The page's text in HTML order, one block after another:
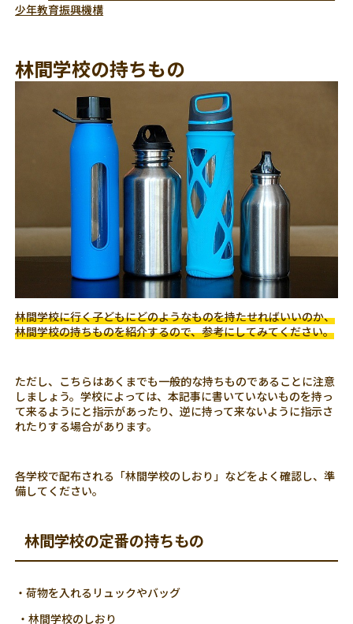
少年教育振興機構
林間学校の持ちもの
林間学校に行く子どもにどのようなものを持たせればいいのか、
林間学校の持ちものを紹介するので、参考にしてみてください。
ただし、こちらはあくまでも一般的な持ちものであることに注意
しましょう。学校によっては、本記事に書いていないものを持っ
て来るようにと指示があったり、逆に持って来ないように指示さ
れたりする場合があります。
各学校で配布される「林間学校のしおり」などをよく確認し、準
備してください。
林間学校の定番の持ちもの
・荷物を入れるリュックやバッグ
・林間学校のしおり